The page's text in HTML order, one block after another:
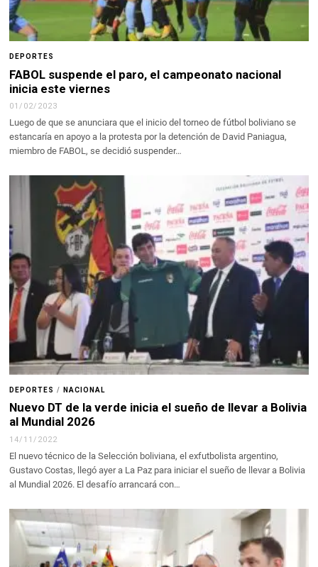
DEPORTES
FABOL suspende el paro, el campeonato nacional
inicia este viernes
01/02/2023
Luego de que se anunciara que el inicio del torneo de fútbol boliviano se
estancaría en apoyo a la protesta por la detención de David Paniagua,
miembro de FABOL, se decidió suspender…
DEPORTES / NACIONAL
Nuevo DT de la verde inicia el sueño de llevar a Bolivia
al Mundial 2026
14/11/2022
El nuevo técnico de la Selección boliviana, el exfutbolista argentino,
Gustavo Costas, llegó ayer a La Paz para iniciar el sueño de llevar a Bolivia
al Mundial 2026. El desafío arrancará con…